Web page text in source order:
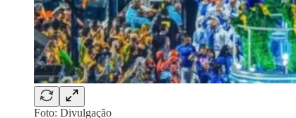
Foto: Divulgação